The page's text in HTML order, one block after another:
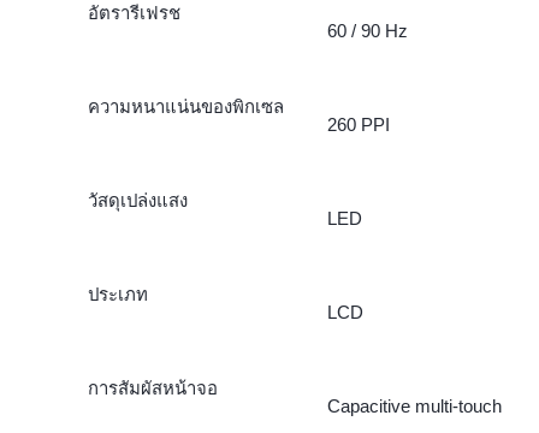
อัตรารีเฟรช
60 / 90 Hz
ความหนาแน่นของพิกเซล
260 PPI
วัสดุเปล่งแสง
LED
ประเภท
LCD
การสัมผัสหน้าจอ
Capacitive multi-touch